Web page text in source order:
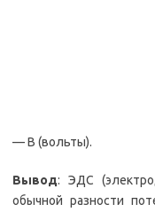
— В (вольты).
Вывод: ЭДС
обычной разности